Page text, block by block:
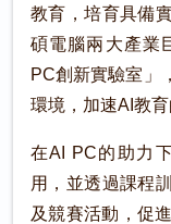
教育，培育具備
碩電腦兩大產業
PC創新實驗室」
環境，加速AI教育
在AI PC的助力
用，並透過課程
及競賽活動，促